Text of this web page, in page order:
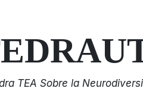
TEA Sobre la